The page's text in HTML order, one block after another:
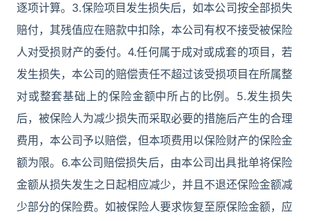
逐项计算。3.保险项目发生损失后，如本公司按全部损失
赔付，其残值应在赔款中扣除，本公司有权不接受被保险
人对受损财产的委付。4.任何属于成对或成套的项目，若
发生损失，本公司的赔偿责任不超过该受损项目在所属整
对或整套基础上的保险金额中所占的比例。5.发生损失
后，被保险人为减少损失而采取必要的措施后产生的合理
费用，本公司予以赔偿，但本项费用以保险财产的保险金
额为限。6.本公司赔偿损失后，由本公司出具批单将保险
金额从损失发生之日起相应减少，并且不退还保险金额减
少部分的保险费。如被保险人要求恢复至原保险金额，应